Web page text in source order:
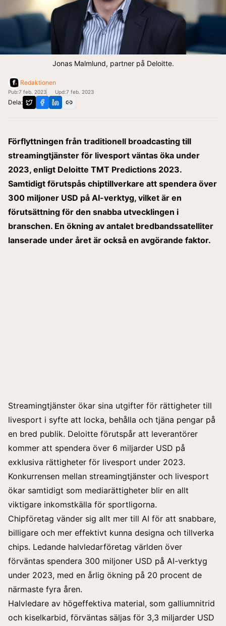
Jonas Malmlund, partner på Deloitte.
Redaktionen
Pub:7 feb. 2023 Upd:7 feb. 2023
Dela:
Förflyttningen från traditionell broadcasting till
streamingtjänster för livesport väntas öka under
2023, enligt Deloitte TMT Predictions 2023.
Samtidigt förutspås chiptillverkare att spendera över
300 miljoner USD på AI-verktyg, vilket är en
förutsättning för den snabba utvecklingen i
branschen. En ökning av antalet bredbandssatelliter
lanserade under året är också en avgörande faktor.
Streamingtjänster ökar sina utgifter för rättigheter till
livesport i syfte att locka, behålla och tjäna pengar på
en bred publik. Deloitte förutspår att leverantörer
kommer att spendera över 6 miljarder USD på
exklusiva rättigheter för livesport under 2023.
Konkurrensen mellan streamingtjänster och livesport
ökar samtidigt som mediarättigheter blir en allt
viktigare inkomstkälla för sportligorna.
Chipföretag vänder sig allt mer till AI för att snabbare,
billigare och mer effektivt kunna designa och tillverka
chips. Ledande halvledarföretag världen över
förväntas spendera 300 miljoner USD på AI-verktyg
under 2023, med en årlig ökning på 20 procent de
närmaste fyra åren.
Halvledare av högeffektiva material, som galliumnitrid
och kiselkarbid, förväntas säljas för 3,3 miljarder USD